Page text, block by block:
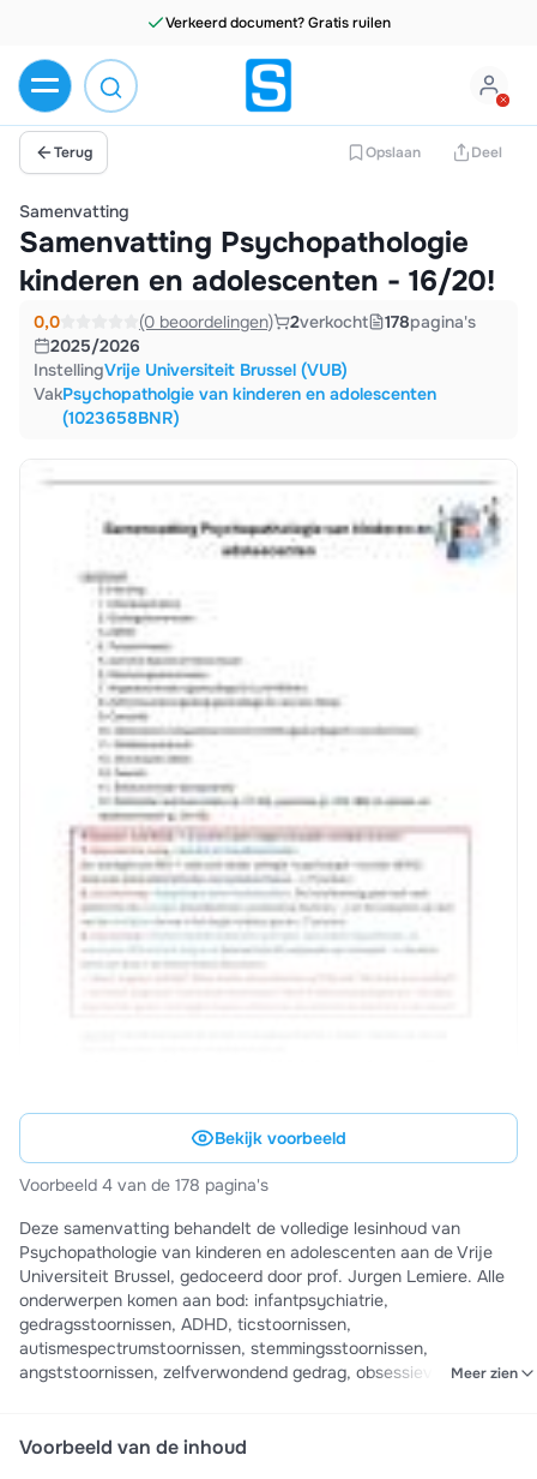
Terug Opslaan Deel
Samenvatting
Samenvatting Psychopathologie
kinderen en adolescenten - 16/20!
0,0 (0 beoordelingen) 2verkocht 178pagina's
2025/2026
InstellingVrije Universiteit Brussel (VUB)
VakPsychopatholgie van kinderen en adolescenten
(1023658BNR)
Bekijk voorbeeld
Voorbeeld 4 van de 178 pagina's
Deze samenvatting behandelt de volledige lesinhoud van
Psychopathologie van kinderen en adolescenten aan de Vrije
Universiteit Brussel, gedoceerd door prof. Jurgen Lemiere. Alle
onderwerpen komen aan bod: infantpsychiatrie,
gedragsstoornissen, ADHD, ticstoornissen,
autismespectrumstoornissen, stemmingsstoornissen,
angststoornissen, zelfverwondend gedrag, obsessieve-
samenvatting omvat dus alle informatie die gekend moet zijn
Meer zien
Voorbeeld van de inhoud